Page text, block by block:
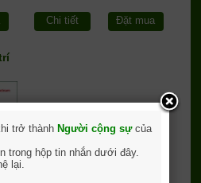
Chi tiết Đặt mua
trở thành Người cộng sựcủa
trong hộp tin nhắn dưới đây.
lại.